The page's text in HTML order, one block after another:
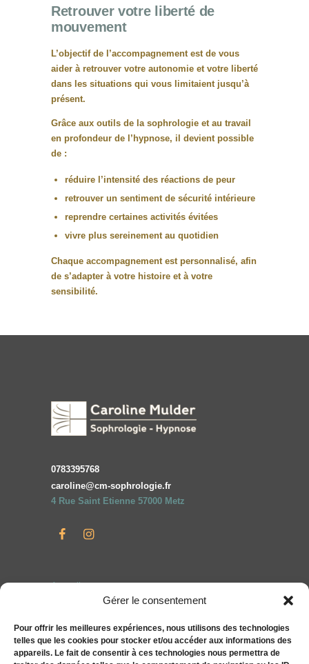
Gérer le consentement
Pour offrir les meilleures expériences, nous utilisons des technologies
telles que les cookies pour stocker et/ou accéder aux informations des
appareils. Le fait de consentir à ces technologies nous permettra de
Retrouver votre liberté de
mouvement
L’objectif de l’accompagnement est de vous
aider à retrouver votre autonomie et votre liberté
dans les situations qui vous limitaient jusqu’à
présent.
Grâce aux outils de la sophrologie et au travail
en profondeur de l’hypnose, il devient possible
de :
réduire l’intensité des réactions de peur
retrouver un sentiment de sécurité intérieure
reprendre certaines activités évitées
vivre plus sereinement au quotidien
Chaque accompagnement est personnalisé, afin
de s’adapter à votre histoire et à votre
sensibilité.
0783395768
caroline@cm-sophrologie.fr
4 Rue Saint Etienne 57000 Metz
Accueil
Entreprises
Compléments alimentaires bien-être S&You
Actualités